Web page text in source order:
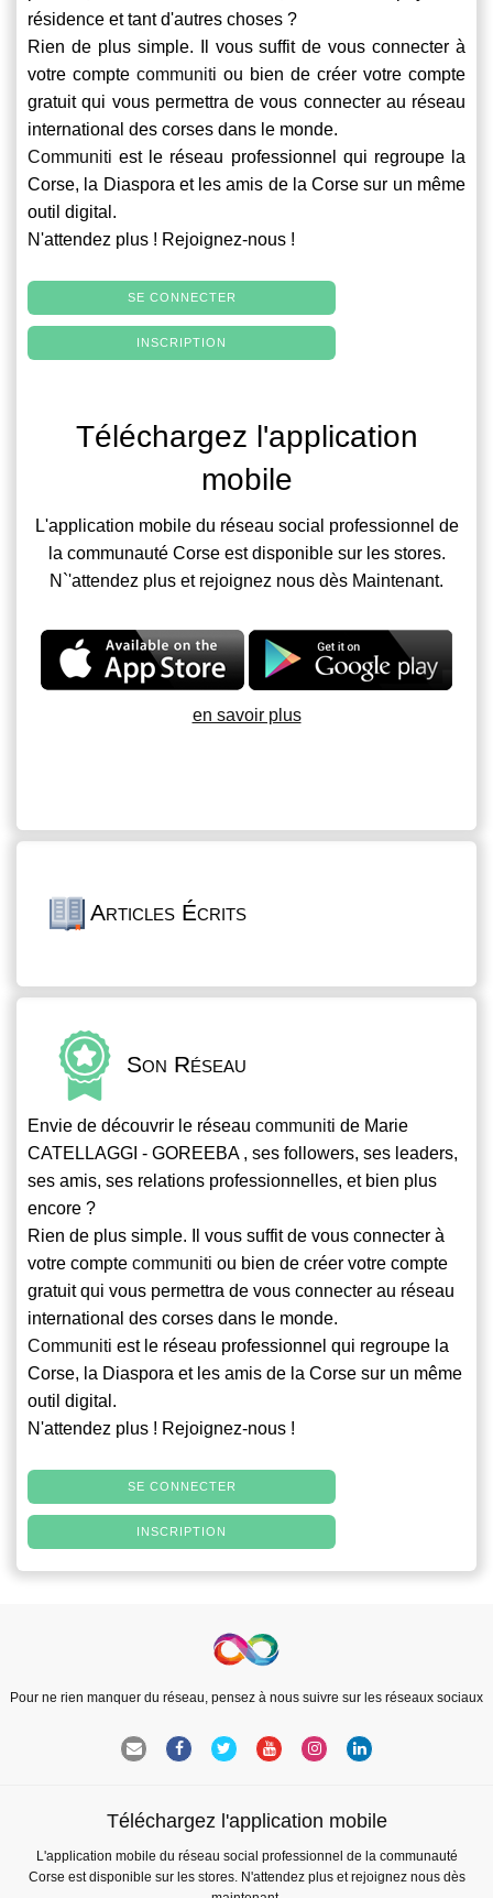
résidence et tant d'autres choses ?
Rien de plus simple. Il vous suffit de vous connecter à
votre compte communiti ou bien de créer votre compte
gratuit qui vous permettra de vous connecter au réseau
international des corses dans le monde.
Communiti est le réseau professionnel qui regroupe la
Corse, la Diaspora et les amis de la Corse sur un même
outil digital.
N'attendez plus ! Rejoignez-nous !
SE CONNECTER
INSCRIPTION
Téléchargez l'application
mobile
L'application mobile du réseau social professionnel de
la communauté Corse est disponible sur les stores.
N`'attendez plus et rejoignez nous dès Maintenant.
en savoir plus
Articles Écrits
Son Réseau
Envie de découvrir le réseau communiti de Marie
CATELLAGGI - GOREEBA , ses followers, ses leaders,
ses amis, ses relations professionnelles, et bien plus
encore ?
Rien de plus simple. Il vous suffit de vous connecter à
votre compte communiti ou bien de créer votre compte
gratuit qui vous permettra de vous connecter au réseau
international des corses dans le monde.
Communiti est le réseau professionnel qui regroupe la
Corse, la Diaspora et les amis de la Corse sur un même
outil digital.
N'attendez plus ! Rejoignez-nous !
SE CONNECTER
INSCRIPTION
Pour ne rien manquer du réseau, pensez à nous suivre sur les réseaux sociaux
Téléchargez l'application mobile
L'application mobile du réseau social professionnel de la communauté
Corse est disponible sur les stores. N'attendez plus et rejoignez nous dès